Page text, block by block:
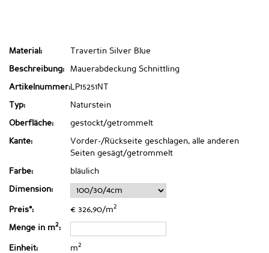
Material: Travertin Silver Blue
Beschreibung: Mauerabdeckung Schnittling
Artikelnummer:LP15251NT
Typ: Naturstein
Oberfläche: gestockt/getrommelt
Kante:
Vorder-/Rückseite geschlagen, alle anderen
Seiten gesägt/getrommelt
Farbe: bläulich
Dimension:
Preis*: € 326,90/m2
Menge in m2:
Einheit: m2